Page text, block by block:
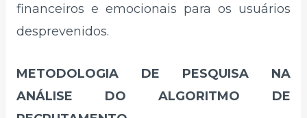
financeiros e emocionais para os usuários
desprevenidos.
METODOLOGIA DE PESQUISA NA
ANÁLISE DO ALGORITMO DE